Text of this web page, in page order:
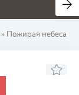
» Пожирая небеса